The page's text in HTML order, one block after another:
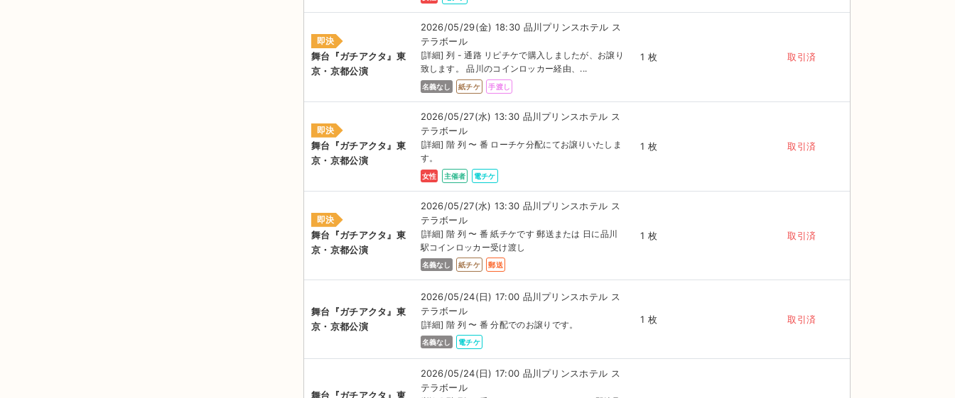
即決
舞台『ガチアクタ』東
京・京都公演
2026/05/29(金) 18:30 品川プリンスホテル ス
テラボール
[詳細] 列 - 通路 リピチケで購入しましたが、お譲り
致します。 品川のコインロッカー経由、...
名義なし 紙チケ 手渡し
1 枚 取引済
即決
舞台『ガチアクタ』東
京・京都公演
2026/05/27(水) 13:30 品川プリンスホテル ス
テラボール
[詳細] 階 列 〜 番 ローチケ分配にてお譲りいたしま
す。
女性 主催者 電チケ
1 枚 取引済
即決
舞台『ガチアクタ』東
京・京都公演
2026/05/27(水) 13:30 品川プリンスホテル ス
テラボール
[詳細] 階 列 〜 番 紙チケです 郵送または 日に品川
駅コインロッカー受け渡し
名義なし 紙チケ 郵送
1 枚 取引済
舞台『ガチアクタ』東
京・京都公演
2026/05/24(日) 17:00 品川プリンスホテル ス
テラボール
[詳細] 階 列 〜 番 分配でのお譲りです。
名義なし 電チケ
1 枚 取引済
舞台『ガチアクタ』東
2026/05/24(日) 17:00 品川プリンスホテル ス
テラボール